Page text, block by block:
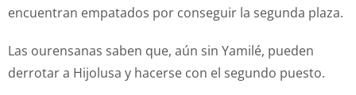
encuentran empatados por conseguir la segunda plaza.
Las ourensanas saben que, aún sin Yamilé, pueden
derrotar a Hijolusa y hacerse con el segundo puesto.